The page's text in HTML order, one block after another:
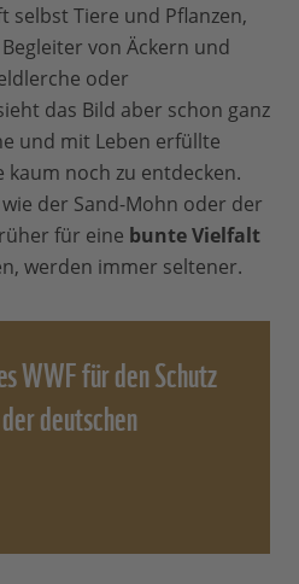
Tiere und Pflanzen,
von Äckern und
oder
das Bild aber schon ganz
und mit Leben erfüllte
noch zu entdecken.
der Sand-Mohn oder der
für eine bunte Vielfalt
werden immer seltener.
WWF für den Schutz
deutschen